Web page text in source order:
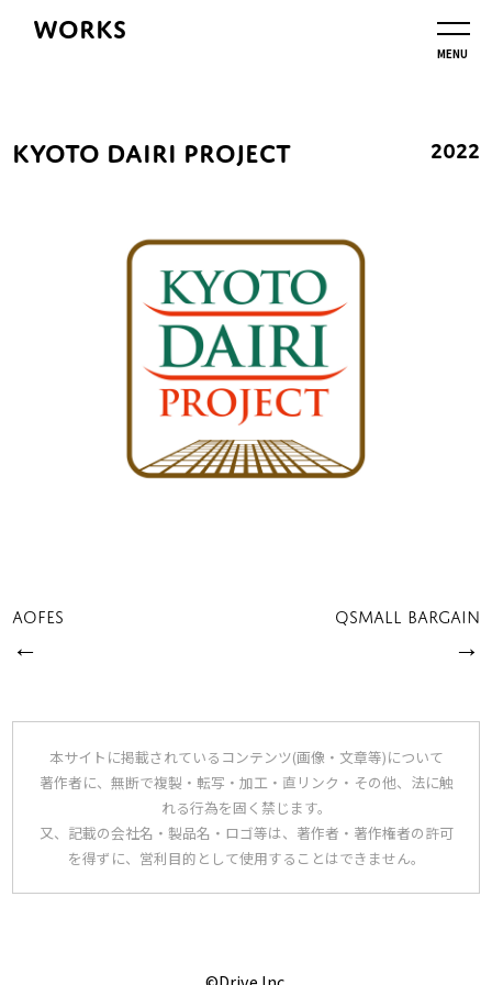
MENU
WORKS
KYOTO DAIRI PROJECT 2022
AOFES
←
Qsmall BARGAIN
→
本サイトに掲載されているコンテンツ(画像・文章等)について
著作者に、無断で複製・転写・加工・直リンク・その他、法に触
れる行為を固く禁じます。
又、記載の会社名・製品名・ロゴ等は、著作者・著作権者の許可
を得ずに、営利目的として使用することはできません。